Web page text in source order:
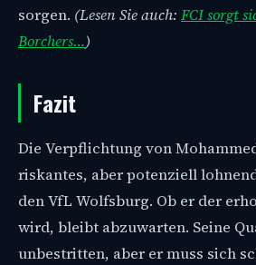
sorgen. (Lesen Sie auch: FCI sorgt
Borchers…)
Fazit
Die Verpflichtung von
riskantes, aber potenziell
den VfL Wolfsburg. Ob er der
wird, bleibt abzuwarten. Seine
unbestritten, aber er muss sich